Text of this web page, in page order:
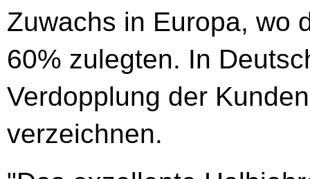
Zuwachs in Europa, wo
60% zulegten. In
Verdopplung der
verzeichnen.